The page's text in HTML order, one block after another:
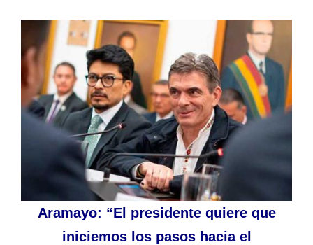
Aramayo: “El presidente quiere que
iniciemos los pasos hacia el